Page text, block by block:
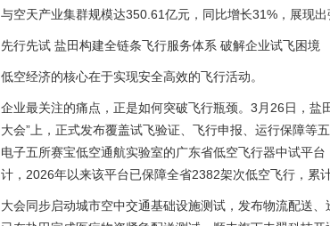
与空天产业集群规模达350.61亿元，同比增长31%，展现出
先行先试 盐田构建全链条飞行服务体系 破解企业试飞困境
低空经济的核心在于实现安全高效的飞行活动。
企业最关注的痛点，正是如何突破飞行瓶颈。3月26日，
大会”上，正式发布覆盖试飞验证、飞行申报、运行保障等
电子五所赛宝低空通航实验室的广东省低空飞行器中试平
计，2026年以来该平台已保障全省2382架次低空飞行，累
大会同步启动城市空中交通基础设施测试，发布物流配送